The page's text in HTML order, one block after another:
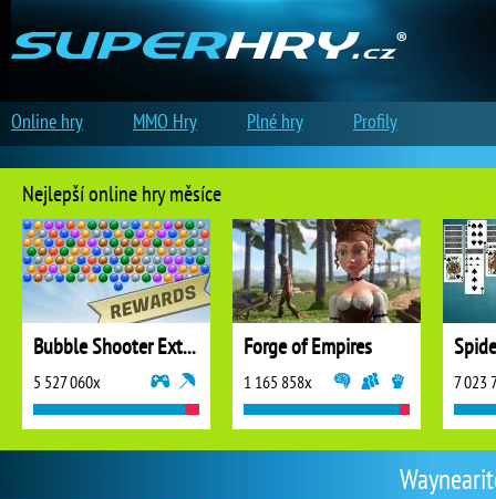
Nejlepší online hry měsíce
Bubble Shooter Extreme
5 527 060x
Forge of Empires
1 165 858x 7 023
Online hry MMO Hry Plné hry Profily